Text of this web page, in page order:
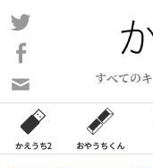
コ
ン
ン
ツ
ス
すべての
い
合
わ
かえうち2 おやうちくん